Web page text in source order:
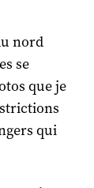
nord
se
que je
qui